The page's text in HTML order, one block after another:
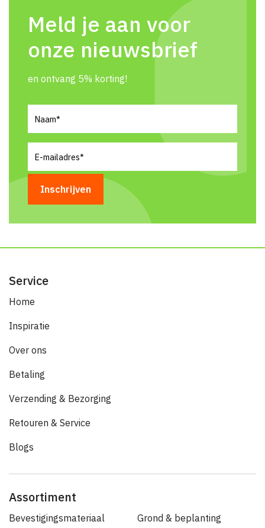
Meld je aan voor
onze nieuwsbrief
en ontvang 5% korting!
mailadres(Vereist)
Service
Home
Inspiratie
Over ons
Betaling
Verzending & Bezorging
Retouren & Service
Blogs
Assortiment
Bevestigingsmateriaal
Grond & beplanting